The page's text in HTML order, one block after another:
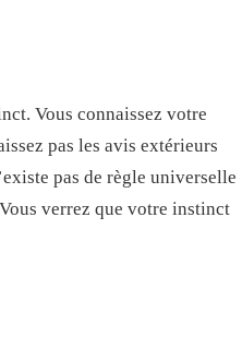
Vous connaissez votre
pas les avis extérieurs
pas de règle universelle
verrez que votre instinct